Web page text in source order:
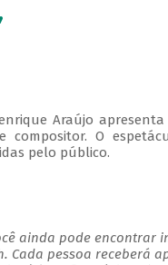
Araújo apresenta
compositor. O
pelo público.
ainda pode encontrar
Cada pessoa receberá